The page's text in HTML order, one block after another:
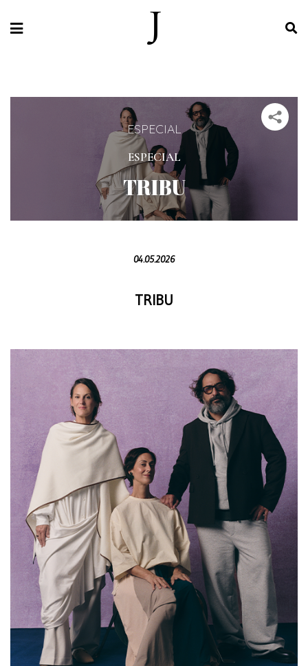
ESPECIAL
ESPECIAL
TRIBU
04.05.2026
TRIBU